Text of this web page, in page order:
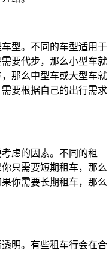
型。不同的车型适用于
要代步，那么小型车就
那么中型车或大型车就
要根据自己的出行需求
虑的因素。不同的租
只需要短期租车，那么
你需要长期租车，那么
明。有些租车行会在合